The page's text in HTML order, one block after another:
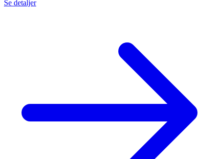
Se detaljer